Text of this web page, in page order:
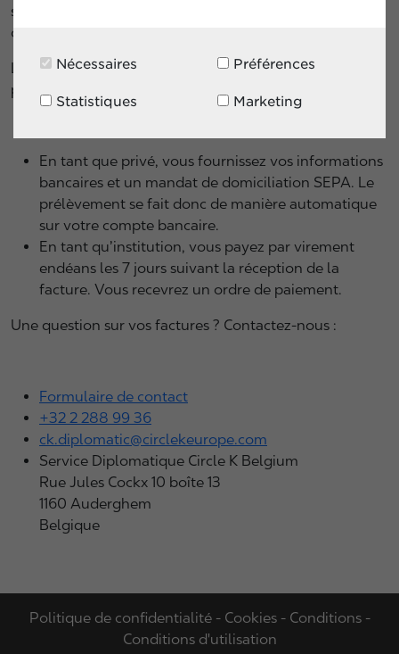
Nécessaires Préférences
Statistiques Marketing
séparée de la facture de carburant qui prendra en
compte la TVA et les conditions de recharge.
La facturation est bimensuelle avec 7 jours de délais de
paiement.
En tant que privé, vous fournissez vos informations
bancaires et un mandat de domiciliation SEPA. Le
prélèvement se fait donc de manière automatique
sur votre compte bancaire.
En tant qu’institution, vous payez par virement
endéans les 7 jours suivant la réception de la
facture. Vous recevrez un ordre de paiement.
Une question sur vos factures ? Contactez-nous :
Formulaire de contact
+32 2 288 99 36
ck.diplomatic@circlekeurope.com
Service Diplomatique Circle K Belgium
Rue Jules Cockx 10 boîte 13
1160 Auderghem
Belgique
Politique de confidentialité- Cookies- Conditions-
Conditions d'utilisation